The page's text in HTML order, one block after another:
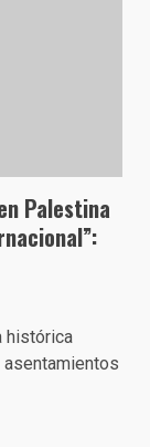
Palestina
histórica
asentamientos